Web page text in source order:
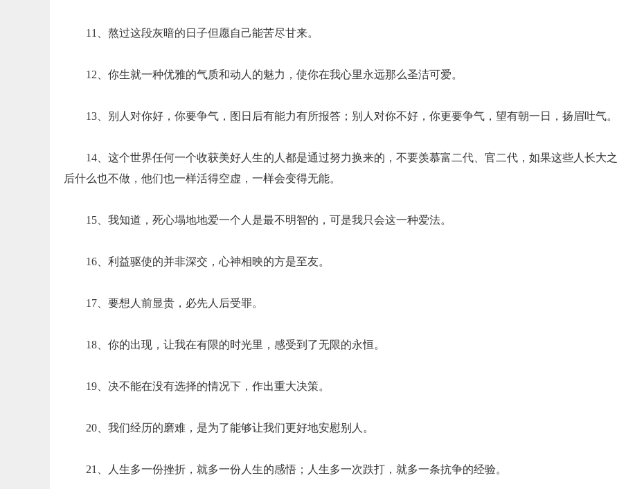
11、熬过这段灰暗的日子但愿自己能苦尽甘来。
12、你生就一种优雅的气质和动人的魅力，使你在我心里永远那么圣洁可爱。
13、别人对你好，你要争气，图日后有能力有所报答；别人对你不好，你更要争气，望有朝一日，扬眉吐气。
14、这个世界任何一个收获美好人生的人都是通过努力换来的，不要羡慕富二代、官二代，如果这些人长大之
后什么也不做，他们也一样活得空虚，一样会变得无能。
15、我知道，死心塌地地爱一个人是最不明智的，可是我只会这一种爱法。
16、利益驱使的并非深交，心神相映的方是至友。
17、要想人前显贵，必先人后受罪。
18、你的出现，让我在有限的时光里，感受到了无限的永恒。
19、决不能在没有选择的情况下，作出重大决策。
20、我们经历的磨难，是为了能够让我们更好地安慰别人。
21、人生多一份挫折，就多一份人生的感悟；人生多一次跌打，就多一条抗争的经验。